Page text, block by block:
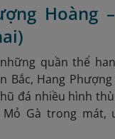
Hoàng
quần thể
Bắc, Hang
đá nhiều hình
Gà trong mát,